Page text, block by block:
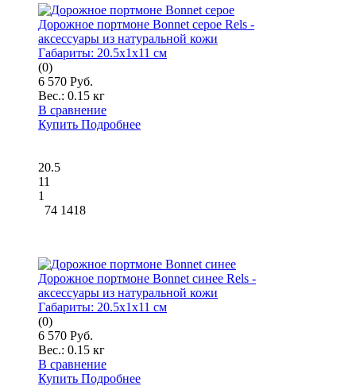
Дорожное портмоне Bonnet серое Rels -
аксессуары из натуральной кожи
Габариты: 20.5x1x11 см
(0)
6 570 Руб.
Вес.: 0.15 кг
В сравнение
Купить Подробнее
20.5
11
1
74 1418
Дорожное портмоне Bonnet синее Rels -
аксессуары из натуральной кожи
Габариты: 20.5x1x11 см
(0)
6 570 Руб.
Вес.: 0.15 кг
В сравнение
Купить Подробнее